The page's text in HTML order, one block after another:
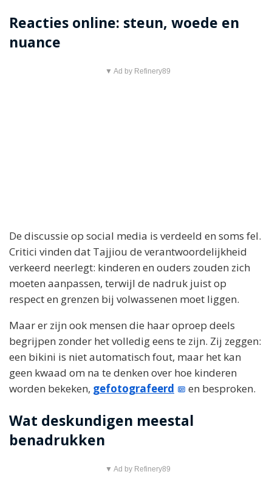
Reacties online: steun, woede en
nuance
▼ Ad by Refinery89
De discussie op social media is verdeeld en soms fel.
Critici vinden dat Tajjiou de verantwoordelijkheid
verkeerd neerlegt: kinderen en ouders zouden zich
moeten aanpassen, terwijl de nadruk juist op
respect en grenzen bij volwassenen moet liggen.
Maar er zijn ook mensen die haar oproep deels
begrijpen zonder het volledig eens te zijn. Zij zeggen:
een bikini is niet automatisch fout, maar het kan
geen kwaad om na te denken over hoe kinderen
worden bekeken, gefotografeerd en besproken.
Wat deskundigen meestal
benadrukken
▼ Ad by Refinery89